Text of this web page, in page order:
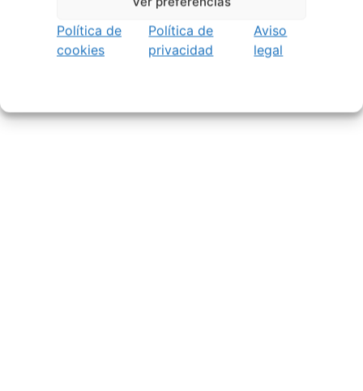
Política de
cookies
Política de
privacidad
Aviso
legal